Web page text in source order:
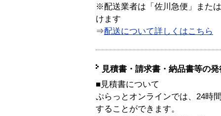
※配送業者は「佐川急便」また
けます
⇒配送について詳しくはこちら
見積書・請求書・納品書等の
■見積書について
ぷらっとオンラインでは、24時
することができます。